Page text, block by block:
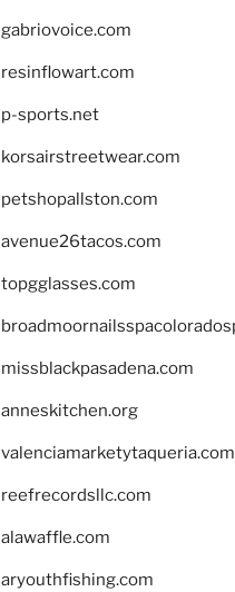
gabriovoice.com
resinflowart.com
p-sports.net
korsairstreetwear.com
petshopallston.com
avenue26tacos.com
topgglasses.com
missblackpasadena.com
anneskitchen.org
valenciamarketytaqueria.com
reefrecordsllc.com
alawaffle.com
aryouthfishing.com